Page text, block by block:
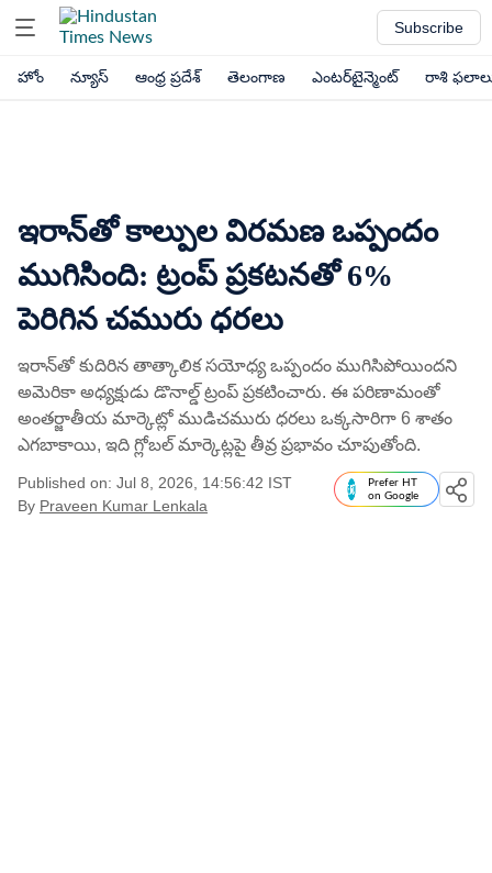
Subscribe
హోం న్యూస్ ఆంధ్ర ప్రదేశ్ తెలంగాణ ఎంటర్‌టైన్మెంట్ రాశి
ఇరాన్‌తో కాల్పుల విరమణ ఒప్పందం
ముగిసింది: ట్రంప్ ప్రకటనతో 6%
పెరిగిన చమురు ధరలు
ఇరాన్‌తో కుదిరిన తాత్కాలిక సయోధ్య ఒప్పందం ముగిసిపోయిందని
అమెరికా అధ్యక్షుడు డొనాల్డ్ ట్రంప్ ప్రకటించారు. ఈ పరిణామంతో
అంతర్జాతీయ మార్కెట్లో ముడిచమురు ధరలు ఒక్కసారిగా 6 శాతం
ఎగబాకాయి, ఇది గ్లోబల్ మార్కెట్లపై తీవ్ర ప్రభావం చూపుతోంది.
Published on: Jul 8, 2026, 14:56:42 IST
By Praveen Kumar Lenkala
Prefer HT
on Google